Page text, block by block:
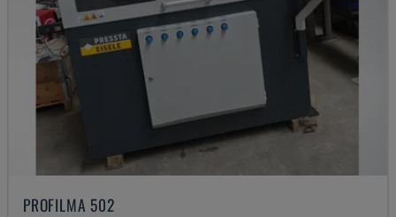
PROFILMA 502